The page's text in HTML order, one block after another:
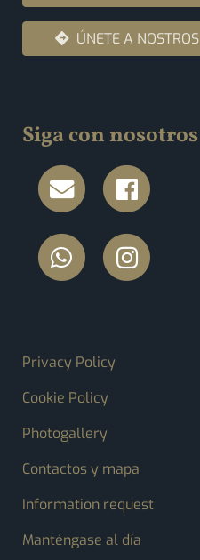
ÚNETE A NOSTROS
Siga con nosotros
FOOTER MENU
Privacy Policy
Cookie Policy
Photogallery
Contactos y mapa
Information request
Manténgase al día